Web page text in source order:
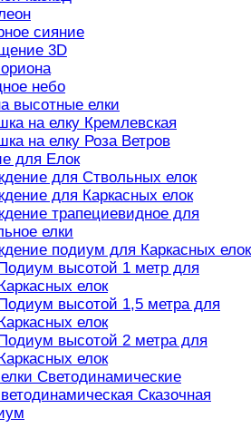
сияние
3D
небо
высотные елки
на елку Кремлевская
на елку Роза Ветров
для Елок
для Ствольных елок
для Каркасных елок
трапециевидное для
елки
подиум для Каркасных елок
Подиум высотой 1 метр для
Каркасных елок
Подиум высотой 1,5 метра для
Каркасных елок
Подиум высотой 2 метра для
Каркасных елок
Светодинамические
Сказочная